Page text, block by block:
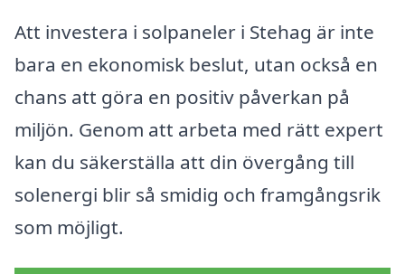
Att investera i solpaneler i Stehag är inte
bara en ekonomisk beslut, utan också en
chans att göra en positiv påverkan på
miljön. Genom att arbeta med rätt expert
kan du säkerställa att din övergång till
solenergi blir så smidig och framgångsrik
som möjligt.